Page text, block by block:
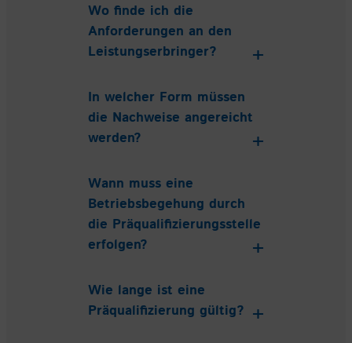
Wo finde ich die
Anforderungen an den
Leistungserbringer?
In welcher Form müssen
die Nachweise angereicht
werden?
Wann muss eine
Betriebsbegehung durch
die Präqualifizierungsstelle
erfolgen?
Wie lange ist eine
Präqualifizierung gültig?